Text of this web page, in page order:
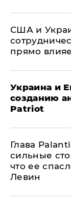
США и
прямо
Украина и
созданию
Patriot
Глава
сильные
что ее
Левин